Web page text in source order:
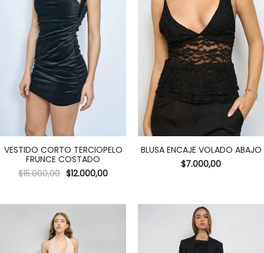
VESTIDO CORTO TERCIOPELO
FRUNCE COSTADO
$15.000,00 $12.000,00
BLUSA ENCAJE VOLADO ABAJO
$7.000,00